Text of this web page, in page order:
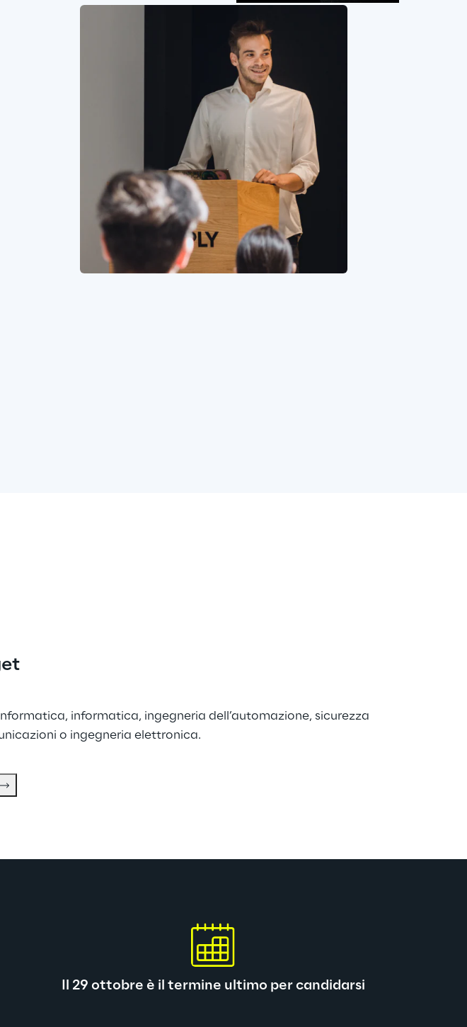
informatica, ingegneria dell’automazione, sicurezza
o ingegneria elettronica.
Il 29 ottobre è il termine ultimo per candidarsi